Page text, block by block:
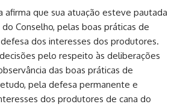
afirma que sua atuação esteve pautada
Conselho, pelas boas práticas de
dos interesses dos produtores.
pelo respeito às deliberações
das boas práticas de
pela defesa permanente e
dos produtores de cana do